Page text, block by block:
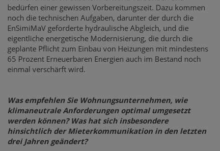
bedürfen einer gewissen Vorbereitungszeit. Dazu kommen
noch die technischen Aufgaben, darunter der durch die
EnSimiMaV geforderte hydraulische Abgleich, und die
eigentliche energetische Modernisierung, die durch die
geplante Pflicht zum Einbau von Heizungen mit mindestens
65 Prozent Erneuerbaren Energien auch im Bestand noch
einmal verschärft wird.
Was empfehlen Sie Wohnungsunternehmen, wie
klimaneutrale Anforderungen optimal umgesetzt
werden können? Was hat sich insbesondere
hinsichtlich der Mieterkommunikation in den letzten
drei Jahren geändert?